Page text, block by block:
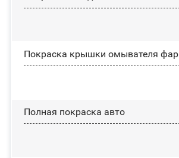
Покраска крышки омывателя фар
Полная покраска авто